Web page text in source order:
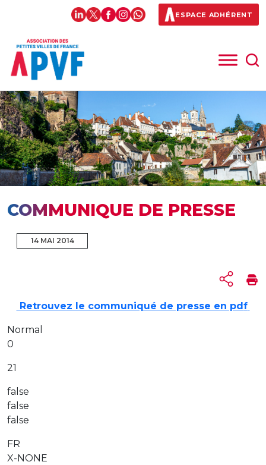
ESPACE ADHÉRENT
COMMUNIQUE DE PRESSE
14 MAI 2014
Retrouvez le communiqué de presse en pdf
Normal
0
21
false
false
false
FR
X-NONE